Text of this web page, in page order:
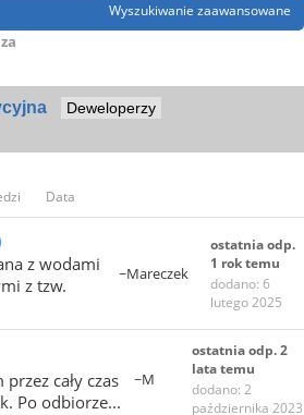
Wyszukiwanie zaawansowane
Deweloperzy
Data
z wodami
z tzw.
~Mareczek
ostatnia odp.
1 rok temu
dodano: 6
lutego 2025
cały czas
Po odbiorze...
~M
ostatnia odp. 2
lata temu
dodano: 2
października 2023